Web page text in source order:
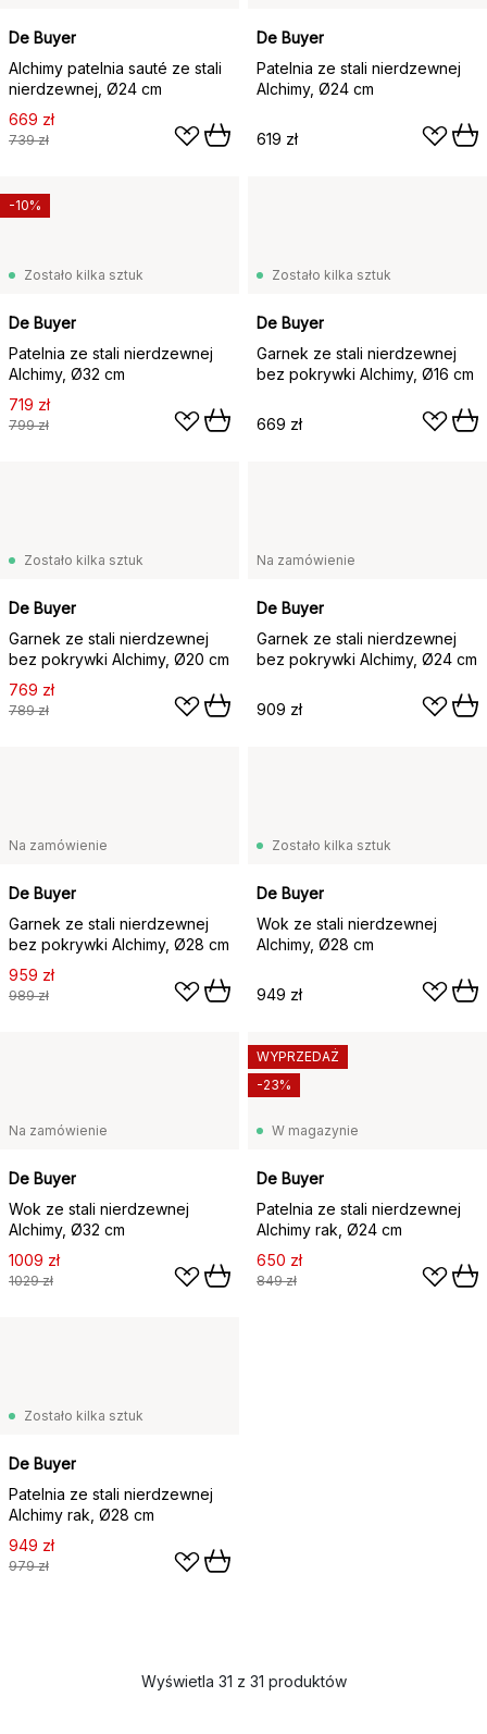
De Buyer
Alchimy patelnia sauté ze stali
nierdzewnej, Ø24 cm
669 zł
739 zł
De Buyer
Patelnia ze stali nierdzewnej
Alchimy, Ø24 cm
619 zł
Zostało kilka sztuk
De Buyer
Patelnia ze stali nierdzewnej
Alchimy, Ø32 cm
719 zł
799 zł
-10%
Zostało kilka sztuk
De Buyer
Garnek ze stali nierdzewnej
bez pokrywki Alchimy, Ø16 cm
669 zł
Zostało kilka sztuk
De Buyer
Garnek ze stali nierdzewnej
bez pokrywki Alchimy, Ø20 cm
769 zł
789 zł
Na zamówienie
De Buyer
Garnek ze stali nierdzewnej
bez pokrywki Alchimy, Ø24 cm
909 zł
Na zamówienie
De Buyer
Garnek ze stali nierdzewnej
bez pokrywki Alchimy, Ø28 cm
959 zł
989 zł
Zostało kilka sztuk
De Buyer
Wok ze stali nierdzewnej
Alchimy, Ø28 cm
949 zł
Na zamówienie
De Buyer
Wok ze stali nierdzewnej
Alchimy, Ø32 cm
1009 zł
1029 zł
W magazynie
De Buyer
Patelnia ze stali nierdzewnej
Alchimy rak, Ø24 cm
650 zł
849 zł
WYPRZEDAŻ
-23%
Zostało kilka sztuk
De Buyer
Patelnia ze stali nierdzewnej
Alchimy rak, Ø28 cm
949 zł
979 zł
Wyświetla 31 z 31 produktów